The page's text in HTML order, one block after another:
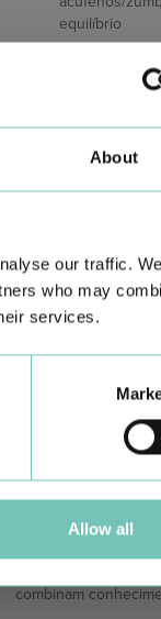
About
our traffic.
who may
services.
Allow all
equilíbrio
perturbações
na respiração
Cirurgia
Pescoço
Com um formato
combinam